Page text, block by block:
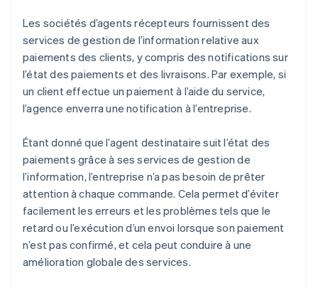
Les sociétés d’agents récepteurs fournissent des
services de gestion de l’information relative aux
paiements des clients, y compris des notifications sur
l’état des paiements et des livraisons. Par exemple, si
un client effectue un paiement à l’aide du service,
l’agence enverra une notification à l’entreprise.
Étant donné que l’agent destinataire suit l’état des
paiements grâce à ses services de gestion de
l’information, l’entreprise n’a pas besoin de prêter
attention à chaque commande. Cela permet d’éviter
facilement les erreurs et les problèmes tels que le
retard ou l’exécution d’un envoi lorsque son paiement
n’est pas confirmé, et cela peut conduire à une
amélioration globale des services.